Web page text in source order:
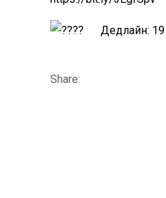
Дедлайн: 19
Share: